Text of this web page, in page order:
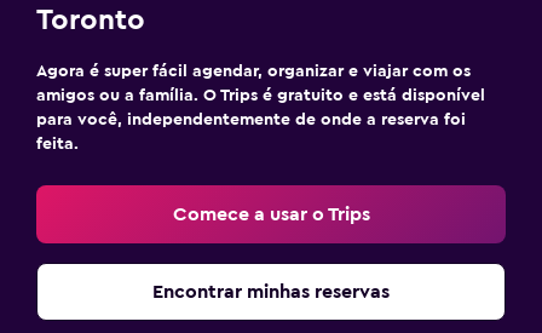
Toronto
Agora é super fácil agendar, organizar e viajar com os
amigos ou a família. O Trips é gratuito e está disponível
para você, independentemente de onde a reserva foi
feita.
Comece a usar o Trips
Encontrar minhas reservas